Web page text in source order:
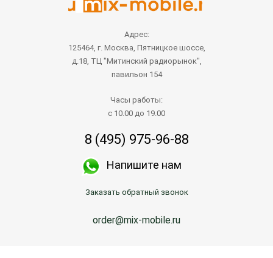
Адрес:
125464, г. Москва, Пятницкое шоссе,
д.18, ТЦ "Митинский радиорынок",
павильон 154
Часы работы:
с 10.00 до 19.00
8 (495) 975-96-88
Напишите нам
Заказать обратный звонок
order@mix-mobile.ru